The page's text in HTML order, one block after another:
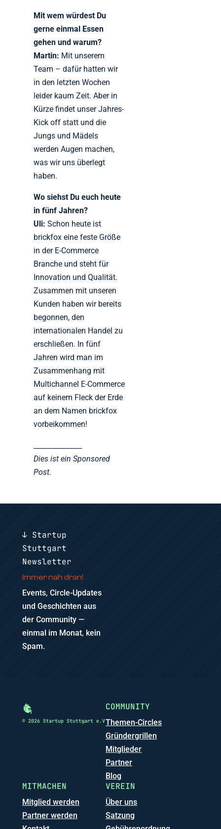
Mit wem würdest Du
gerne einmal Essen
gehen und warum?
Martin: Mit unserem
Team – dafür hatten wir
in den letzten Wochen
leider kaum Zeit. Aber in
Kürze findet unser Jahres-
Kick off statt und die
Jungs und Mädels
werden Augen machen,
was wir uns überlegt
haben.
Wo siehst Du euch heute
in fünf Jahren?
Uli:Schon heute ist
brickfox eine feste Größe
in der E-Commerce
Branche und steht für
Innovation und Qualität.
Zusammen mit unseren
Kunden haben wir bereits
begonnen, den
internationalen Handel zu
erschließen. In fünf
Jahren wird man im
Zusammenhang mit
Multichannel E-Commerce
auf keinem Fleck der Erde
an dem Namen brickfox
vorbeikommen!
Dies ist ein Sponsored
Post.
↓ Startup
Stuttgart
Newsletter
Immer nah dran!
Events, Circle-Updates
und Geschichten aus
der Community —
einmal im Monat, kein
Spam.
© 2026 Startup Stuttgart e.V
COMMUNITY
Themen-Circles
Gründergrillen
Mitglieder
Partner
Blog
MITMACHEN
Mitglied werden
Partner werden
VEREIN
Über uns
Satzung